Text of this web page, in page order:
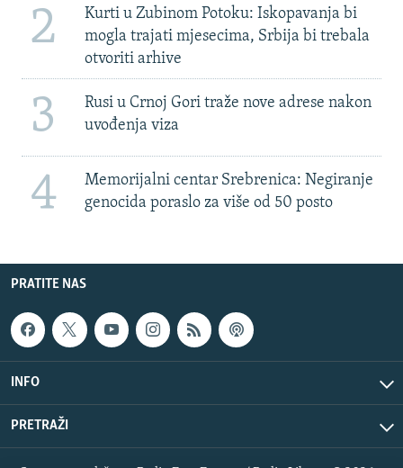
2
Kurti u Zubinom Potoku: Iskopavanja bi
mogla trajati mjesecima, Srbija bi trebala
otvoriti arhive
3
Rusi u Crnoj Gori traže nove adrese nakon
uvođenja viza
4
Memorijalni centar Srebrenica: Negiranje
genocida poraslo za više od 50 posto
PRATITE NAS
INFO
PRETRAŽI